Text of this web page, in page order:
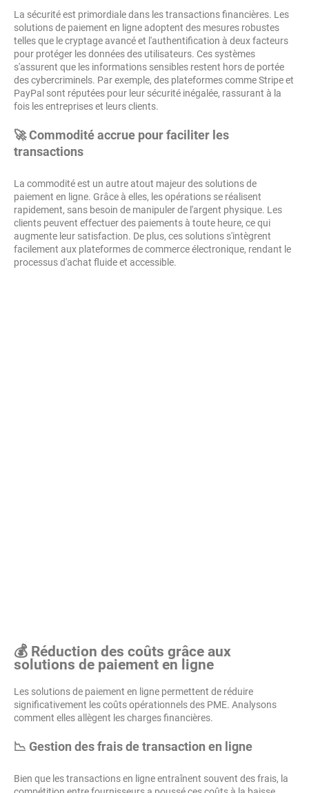
La sécurité est primordiale dans les transactions financières. Les
solutions de paiement en ligne adoptent des mesures robustes
telles que le cryptage avancé et l'authentification à deux facteurs
pour protéger les données des utilisateurs. Ces systèmes
s'assurent que les informations sensibles restent hors de portée
des cybercriminels. Par exemple, des plateformes comme Stripe et
PayPal sont réputées pour leur sécurité inégalée, rassurant à la
fois les entreprises et leurs clients.
🚀 Commodité accrue pour faciliter les
transactions
La commodité est un autre atout majeur des solutions de
paiement en ligne. Grâce à elles, les opérations se réalisent
rapidement, sans besoin de manipuler de l'argent physique. Les
clients peuvent effectuer des paiements à toute heure, ce qui
augmente leur satisfaction. De plus, ces solutions s'intègrent
facilement aux plateformes de commerce électronique, rendant le
processus d'achat fluide et accessible.
💰 Réduction des coûts grâce aux
solutions de paiement en ligne
Les solutions de paiement en ligne permettent de réduire
significativement les coûts opérationnels des PME. Analysons
comment elles allègent les charges financières.
📉 Gestion des frais de transaction en ligne
Bien que les transactions en ligne entraînent souvent des frais, la